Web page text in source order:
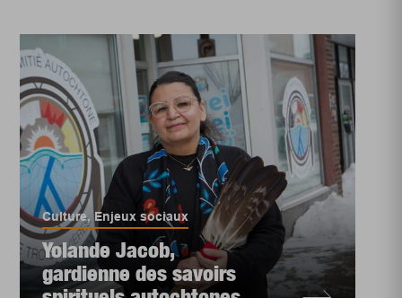
Culture,Enjeux sociaux
Yolande Jacob,
gardienne des savoirs